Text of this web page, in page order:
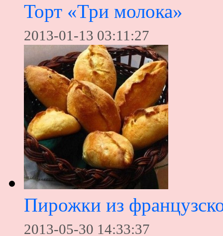
Торт «Три молока»
2013-01-13 03:11:27
Пирожки из
2013-05-30 14:33:37